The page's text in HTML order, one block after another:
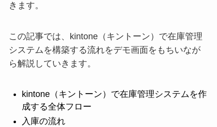
きます。
この記事では、kintone（キントーン）で在庫管理
システムを構築する流れをデモ画面をもちいなが
ら解説していきます。
kintone（キントーン）で在庫管理システムを作
成する全体フロー
入庫の流れ